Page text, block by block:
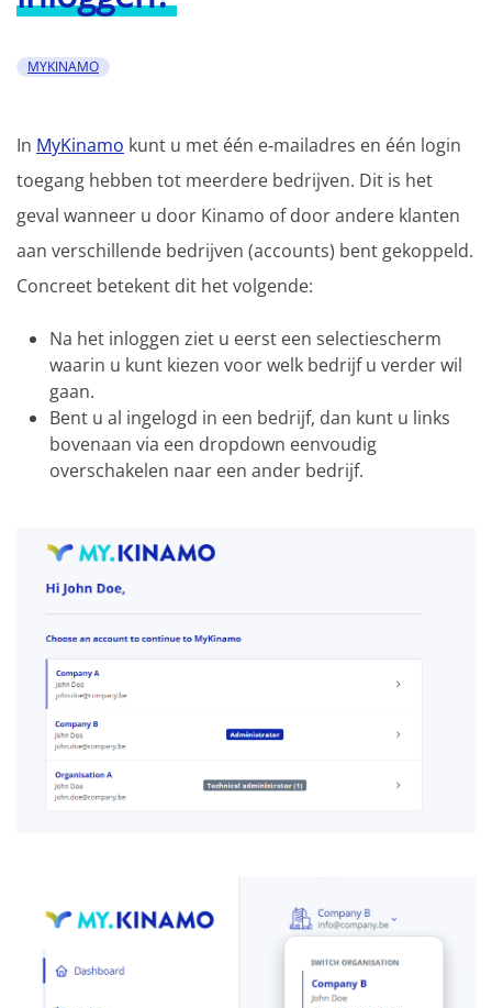
MYKINAMO
In MyKinamo kunt u met één e‑mailadres en één login
toegang hebben tot meerdere bedrijven. Dit is het
geval wanneer u door Kinamo of door andere klanten
aan verschillende bedrijven (accounts) bent gekoppeld.
Concreet betekent dit het volgende:
Na het inloggen ziet u eerst een selectiescherm
waarin u kunt kiezen voor welk bedrijf u verder wil
gaan.
Bent u al ingelogd in een bedrijf, dan kunt u links
bovenaan via een dropdown eenvoudig
overschakelen naar een ander bedrijf.